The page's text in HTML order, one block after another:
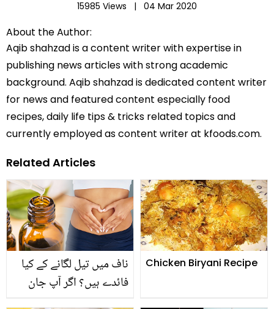
15985 Views | 04 Mar 2020
About the Author:
Aqib shahzad is a content writer with expertise in
publishing news articles with strong academic
background. Aqib shahzad is dedicated content writer
for news and featured content especially food
recipes, daily life tips & tricks related topics and
currently employed as content writer at kfoods.com.
Related Articles
ناف میں تیل لگانے کے کیا
فائدے ہیں؟ اگر آپ جان
Chicken Biryani Recipe